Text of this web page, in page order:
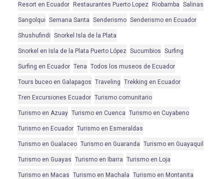
Resort en Ecuador Restaurantes Puerto Lopez Riobamba Salinas
Sangolqui Semana Santa Senderismo Senderismo en Ecuador
Shushufindi Snorkel Isla de la Plata
Snorkel en Isla de la Plata Puerto López Sucumbios Surfing
Surfing en Ecuador Tena Todos los museos de Ecuador
Tours buceo en Galapagos Traveling Trekking en Ecuador
Tren Excursiones Ecuador Turismo comunitario
Turismo en Azuay Turismo en Cuenca Turismo en Cuyabeno
Turismo en Ecuador Turismo en Esmeraldas
Turismo en Gualaceo Turismo en Guaranda Turismo en Guayaquil
Turismo en Guayas Turismo en Ibarra Turismo en Loja
Turismo en Macas Turismo en Machala Turismo en Montanita